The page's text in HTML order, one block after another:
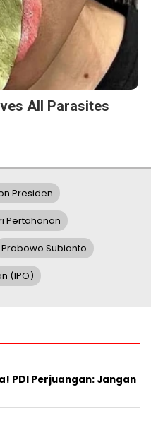
All Parasites
Presiden
Pertahanan
Prabowo Subianto
(IPO)
PDI Perjuangan: Jangan